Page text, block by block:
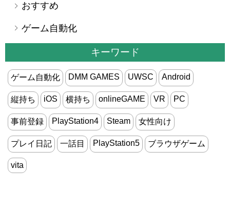
おすすめ
ゲーム自動化
キーワード
ゲーム自動化 DMM GAMES UWSC Android
縦持ち iOS 横持ち onlineGAME VR PC
事前登録 PlayStation4 Steam 女性向け
プレイ日記 一話目 PlayStation5 ブラウザゲーム
vita